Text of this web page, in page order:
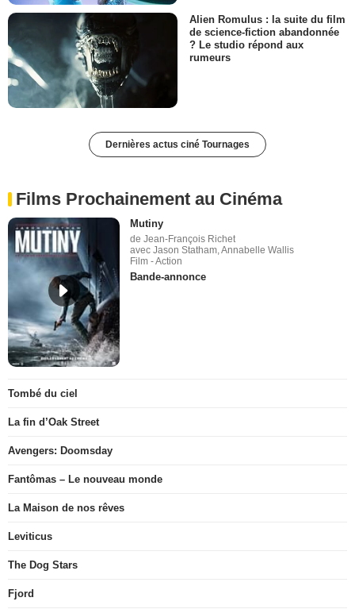
Alien Romulus : la suite du film
de science-fiction abandonnée
? Le studio répond aux
rumeurs
Dernières actus ciné Tournages
Films Prochainement au Cinéma
Mutiny
de Jean-François Richet
avec Jason Statham, Annabelle Wallis
Film - Action
Bande-annonce
Tombé du ciel
La fin d’Oak Street
Avengers: Doomsday
Fantômas – Le nouveau monde
La Maison de nos rêves
Leviticus
The Dog Stars
Fjord